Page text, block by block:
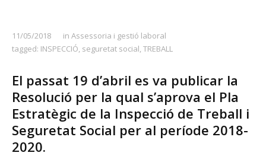
11/05/2018 in Assessoria i gestió laboral
tagged: INSPECCIÓ, seguretat social,TREBALL
El passat 19 d’abril es va publicar la
Resolució per la qual s’aprova el Pla
Estratègic de la Inspecció de Treball i
Seguretat Social per al període 2018-
2020.